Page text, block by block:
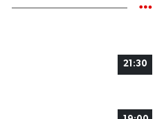
21:30